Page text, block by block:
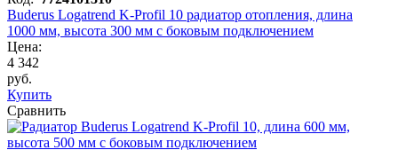
Buderus Logatrend K-Profil 10 радиатор отопления, длина
1000 мм, высота 300 мм с боковым подключением
Цена:
4 342
руб.
Купить
Сравнить